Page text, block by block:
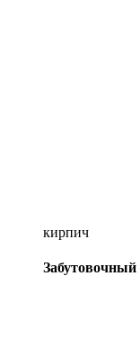
кирпич
Забутовочный